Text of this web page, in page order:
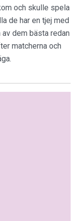
och skulle spela
de har en tjej med
dem bästa redan
matcherna och